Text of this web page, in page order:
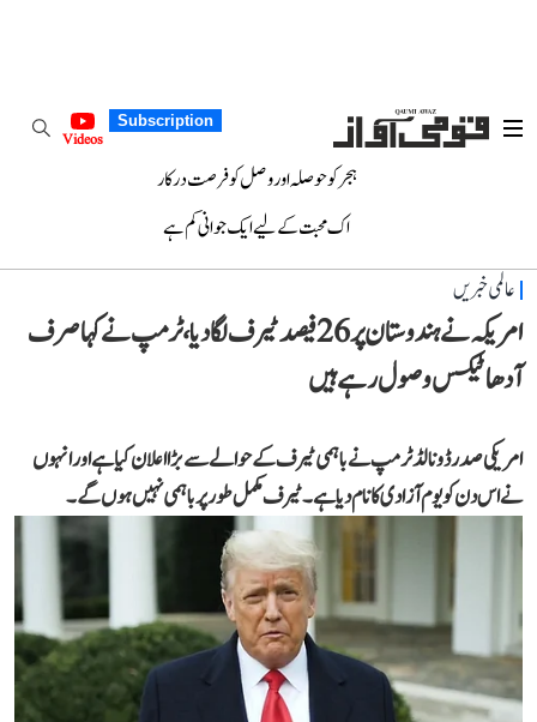
Subscription
Videos
ہجر کو حوصلہ اور وصل کو فرصت درکار
اک محبت کے لیے ایک جوانی کم ہے
عالمی خبریں
امریکہ نے ہندوستان پر 26 فیصد ٹیرف لگا دیا، ٹرمپ نے کہا صرف
آدھا ٹیکس وصول رہے ہیں
امریکی صدر ڈونالڈ ٹرمپ نے باہمی ٹیرف کے حوالے سے بڑا اعلان کیا ہے اور انہوں
نے اس دن کو یوم آزادی کا نام دیا ہے۔ ٹیرف مکمل طور پر باہمی نہیں ہوں گے۔